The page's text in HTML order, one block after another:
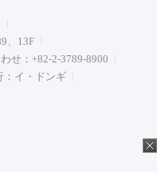
、13F
せ：+82-2-3789-8900
：イ・ドンギ